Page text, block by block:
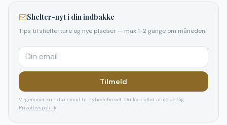
Shelter-nyt i din indbakke
Tips til shelterture og nye pladser — max 1-2 gange om måneden.
Tilmeld
Vi gemmer kun din email til nyhedsbrevet. Du kan altid afmelde dig.
Privatlivspolitik